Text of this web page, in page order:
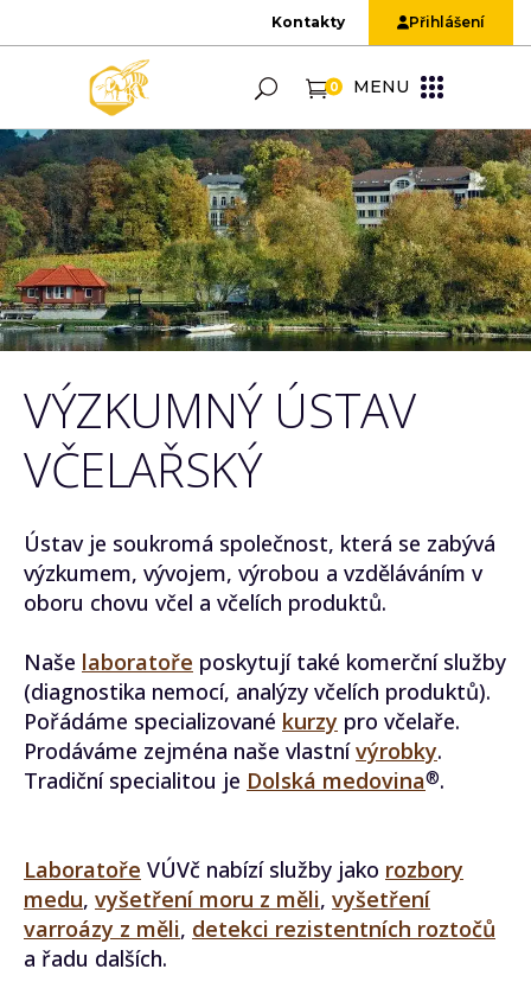
Kontakty Přihlášení
0 MENU
VÝZKUMNÝ ÚSTAV
VČELAŘSKÝ
Ústav je soukromá společnost, která se zabývá
výzkumem, vývojem, výrobou a vzděláváním v
oboru chovu včel a včelích produktů.
Naše laboratoře poskytují také komerční služby
(diagnostika nemocí, analýzy včelích produktů).
Pořádáme specializované kurzy pro včelaře.
Prodáváme zejména naše vlastnívýrobky.
Tradiční specialitou je Dolská medovina®.
Laboratoře VÚVč nabízí služby jako rozbory
medu, vyšetření moru z měli, vyšetření
varroázy z měli, detekci rezistentních roztočů
a řadu dalších.